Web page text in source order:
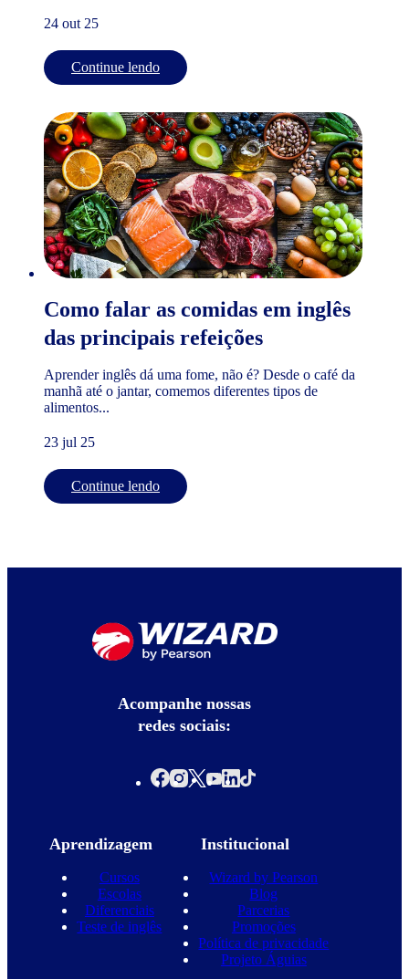
24 out 25
Continue lendo
Como falar as comidas em inglês
das principais refeições
Aprender inglês dá uma fome, não é? Desde o café da
manhã até o jantar, comemos diferentes tipos de
alimentos...
23 jul 25
Continue lendo
Acompanhe nossas
redes sociais:
Aprendizagem
Cursos
Escolas
Diferenciais
Teste de inglês
Institucional
Wizard by Pearson
Blog
Parcerias
Promoções
Política de privacidade
Projeto Águias